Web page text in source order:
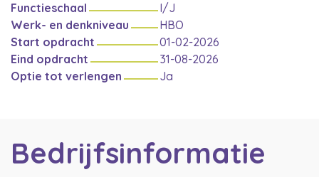
Functieschaal
I/J
Werk- en denkniveau
HBO
Start opdracht
01-02-2026
Eind opdracht
31-08-2026
Optie tot verlengen
Ja
Bedrijfsinformatie